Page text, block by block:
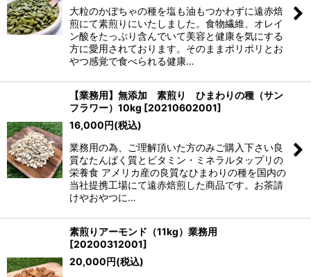
大粒のかぼちゃの種を塩も油もつかわずに遠赤焙
煎にて素煎りにいたしました。食物繊維、オレイ
ン酸をたっぷり含んでいて美容と健康を気にする
方に愛用されております。そのままポリポリとお
やつ感覚で食べられる健康…
【業務用】無添加 素煎り ひまわりの種（サン
フラワー）10kg [20210602001]
16,000円(税込)
業務用の為、ご理解頂いた方のみご購入下さい良
質なたんぱく質とビタミン・ミネラルタップリの
栄養食 アメリカ産の良質なひまわりの種を国内の
当社提携工場にて遠赤焙煎した商品です。お茶請
けやおやつに…
素煎りアーモンド（11kg）業務用
[20200312001]
20,000円(税込)